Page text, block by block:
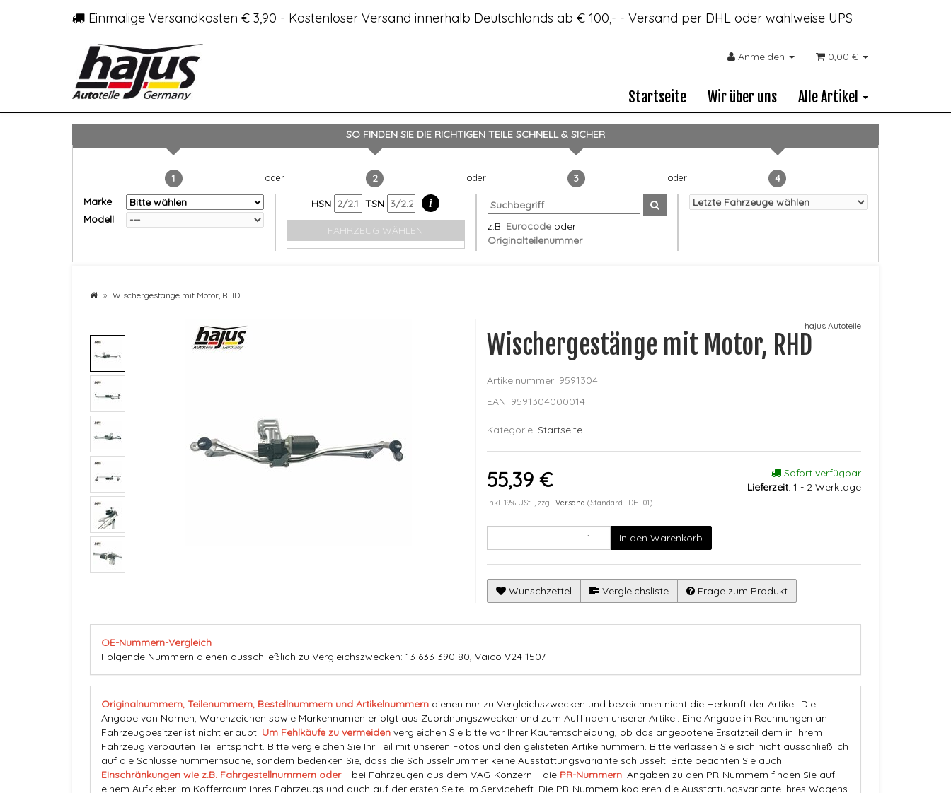
Einmalige Versandkosten € 3,90 - Kostenloser Versand innerhalb Deutschlands ab € 100,- - Versand per DHL oder wahlweise UPS
Anmelden 0,00 €
Startseite Wir über uns Alle Artikel
SO FINDEN SIE DIE RICHTIGEN TEILE SCHNELL & SICHER
1
Marke
Modell
2
HSN
TSN i
FAHRZEUG WÄHLEN
3
z.B. Eurocode oder
Originalteilenummer
4
Wischergestänge mit Motor, RHD
hajus Autoteile
Wischergestänge mit Motor, RHD
Artikelnummer: 9591304
EAN: 9591304000014
Kategorie: Startseite
55,39 €
inkl. 19% USt. , zzgl. Versand (Standard--DHL01)
Sofort verfügbar
Lieferzeit: 1 - 2 Werktage
In den Warenkorb
Wunschzettel Vergleichsliste Frage zum Produkt
OE-Nummern-Vergleich
Folgende Nummern dienen ausschließlich zu Vergleichszwecken: 13 633 390 80, Vaico V24-1507
Originalnummern, Teilenummern, Bestellnummern und Artikelnummern dienen nur zu Vergleichszwecken und bezeichnen nicht die Herkunft der Artikel. Die
Angabe von Namen, Warenzeichen sowie Markennamen erfolgt aus Zuordnungszwecken und zum Auffinden unserer Artikel. Eine Angabe in Rechnungen an
Fahrzeugbesitzer ist nicht erlaubt. Um Fehlkäufe zu vermeiden vergleichen Sie bitte vor Ihrer Kaufentscheidung, ob das angebotene Ersatzteil dem in Ihrem
Fahrzeug verbauten Teil entspricht. Bitte vergleichen Sie Ihr Teil mit unseren Fotos und den gelisteten Artikelnummern. Bitte verlassen Sie sich nicht ausschließlich
auf die Schlüsselnummernsuche, sondern bedenken Sie, dass die Schlüsselnummer keine Ausstattungsvariante schlüsselt. Bitte beachten Sie auch
Einschränkungen wie z.B. Fahrgestellnummern oder− bei Fahrzeugen aus dem VAG-Konzern − die PR-Nummern. Angaben zu den PR-Nummern finden Sie auf
einem Aufkleber im Kofferraum Ihres Fahrzeugs und auch auf der ersten Seite im Serviceheft. Die PR-Nummern kodieren die Ausstattungsvariante Ihres Wagens